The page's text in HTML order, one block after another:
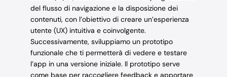
del flusso di navigazione e la disposizione dei
contenuti, con l’obiettivo di creare un’esperienza
utente (UX) intuitiva e coinvolgente.
Successivamente, sviluppiamo un prototipo
funzionale che ti permetterà di vedere e testare
l’app in una versione iniziale. Il prototipo serve
come base per raccogliere feedback e apportare